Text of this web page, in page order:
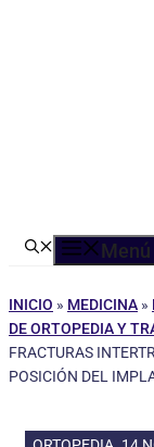
Menú
INICIO » MEDICINA »
DE ORTOPEDIA Y
FRACTURAS
POSICIÓN DEL